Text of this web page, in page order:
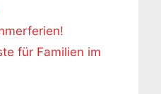
für Familien im